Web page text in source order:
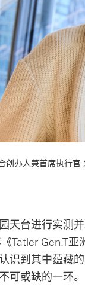
创办人兼首席执行官
天台进行实测
Tatler Gen.T
识到其中蕴藏
可或缺的一环